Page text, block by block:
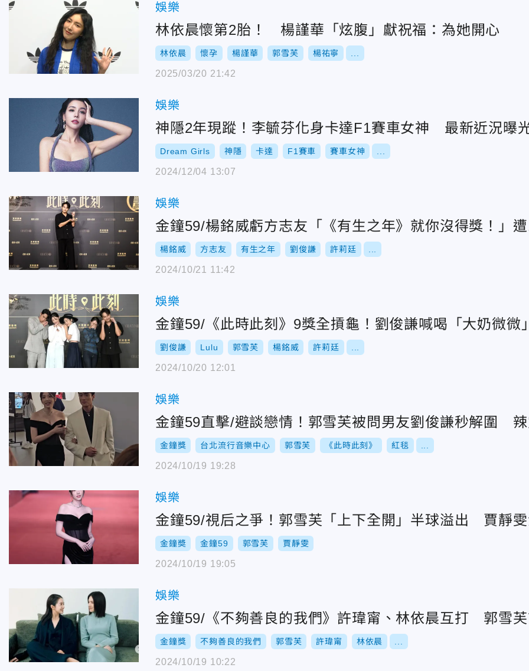
娛樂
林依晨懷第2胎！ 楊謹華「炫腹」獻祝福：為她開心
林依晨 懷孕 楊謹華 郭雪芙 楊祐寧
2025/03/20 21:42
娛樂
神隱2年現蹤！李毓芬化身卡達F1賽車女神 最新近況曝
Dream Girls 神隱 卡達 F1賽車 賽車女神
2024/12/04 13:07
娛樂
金鐘59/楊銘威虧方志友「《有生之年》就你沒得獎！」
楊銘威 方志友 有生之年 劉俊謙 許莉廷
2024/10/21 11:42
娛樂
金鐘59/《此時此刻》9獎全摃龜！劉俊謙喊喝「大奶微
劉俊謙 Lulu 郭雪芙 楊銘威 許莉廷
2024/10/20 12:01
娛樂
金鐘59直擊/避談戀情！郭雪芙被問男友劉俊謙秒解圍
金鐘獎 台北流行音樂中心 郭雪芙 《此時此刻》 紅毯
2024/10/19 19:28
娛樂
金鐘59/視后之爭！郭雪芙「上下全開」半球溢出 賈靜
金鐘奬 金鐘59 郭雪芙 賈靜雯
2024/10/19 19:05
娛樂
金鐘59/《不夠善良的我們》許瑋甯、林依晨互打 郭雪
金鐘獎 不夠善良的我們 郭雪芙 許瑋甯 林依晨
2024/10/19 10:22